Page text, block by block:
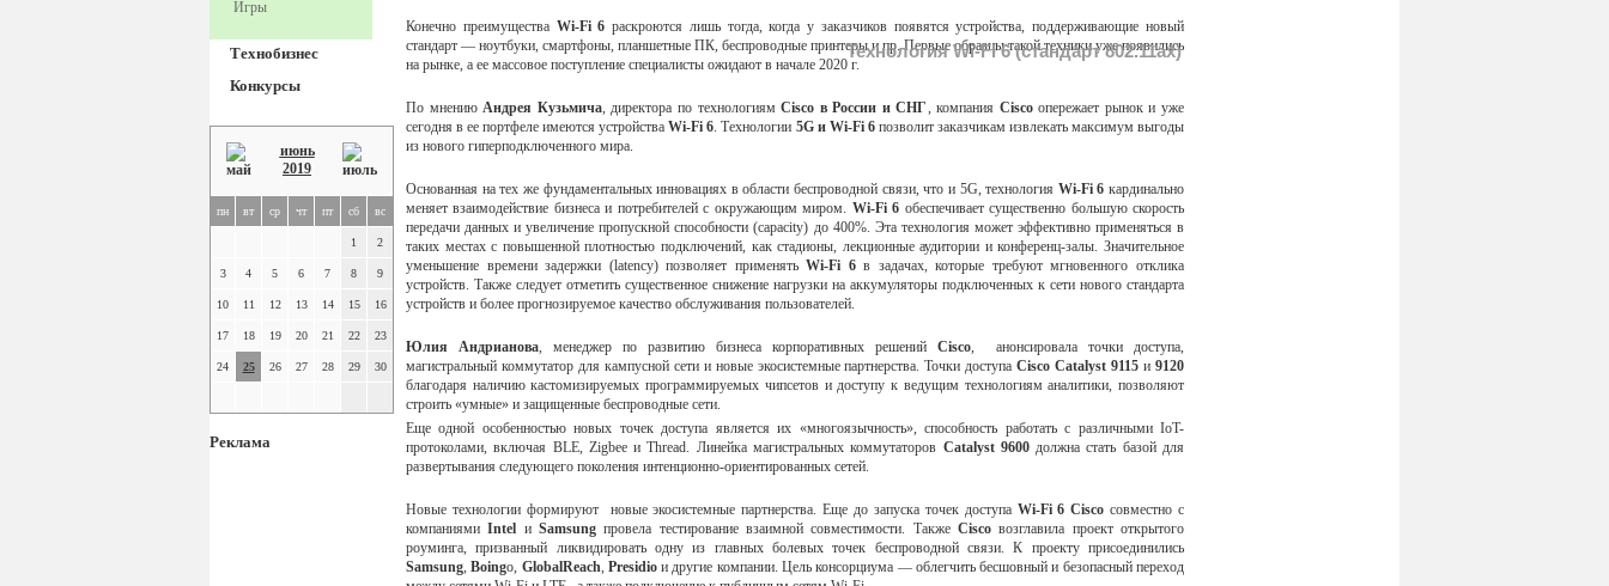
Игры
Технобизнес
Конкурсы
июнь
2019
пн вт ср чт пт сб вс
1 2
3 4 5 6 7 8 9
10 11 12 13 14 15 16
17 18 19 20 21 22 23
24 25 26 27 28 29 30
Реклама
Технология Wi-Fi 6 (стандарт 802.11ax)
Конечно преимуществаWi-Fi 6 раскроются лишь тогда, когда у заказчиков появятся устройства, поддерживающие новый
стандарт — ноутбуки, смартфоны, планшетные ПК, беспроводные принтеры и пр. Первые образцы такой техники уже появились
на рынке, а ее массовое поступление специалисты ожидают в начале 2020 г.
По мнениюАндрея Кузьмича, директора по технологиямCisco в России и СНГ, компания Ciscoопережает рынок и уже
сегодня в ее портфеле имеются устройстваWi-Fi 6. Технологии 5G и Wi-Fi 6позволит заказчикам извлекать максимум выгоды
из нового гиперподключенного мира.
Основанная на тех же фундаментальных инновациях в области беспроводной связи, что и 5G, технология Wi-Fi 6 кардинально
меняет взаимодействие бизнеса и потребителей с окружающим миром. Wi-Fi 6 обеспечивает существенно большую скорость
передачи данных и увеличение пропускной способности (capacity) до 400%. Эта технология может эффективно применяться в
таких местах с повышенной плотностью подключений, как стадионы, лекционные аудитории и конференц-залы. Значительное
уменьшение времени задержки (latency) позволяет применятьWi-Fi 6в задачах, которые требуют мгновенного отклика
устройств. Также следует отметить существенное снижение нагрузки на аккумуляторы подключенных к сети нового стандарта
устройств и более прогнозируемое качество обслуживания пользователей.
Юлия Андрианова, менеджер по развитию бизнеса корпоративных решений Cisco, анонсировала точки доступа,
магистральный коммутатор для кампусной сети и новые экосистемные партнерства. Точки доступаCisco Catalyst 9115 и9120
благодаря наличию кастомизируемых программируемых чипсетов и доступу к ведущим технологиям аналитики, позволяют
строить «умные» и защищенные беспроводные сети.
Еще одной особенностью новых точек доступа является их «многоязычность», способность работать с различными IoT-
протоколами, включая BLE, Zigbee и Thread. Линейка магистральных коммутаторов Catalyst 9600должна стать базой для
развертывания следующего поколения интенционно-ориентированных сетей.
Новые технологии формируют новые экосистемные партнерства. Еще до запуска точек доступа Wi-Fi 6 Cisco совместно с
компаниямиIntel иSamsungпровела тестирование взаимной совместимости. ТакжеCisco возглавила проект открытого
роуминга, призванный ликвидировать одну из главных болевых точек беспроводной связи. К проекту присоединились
Samsung,Boingo, GlobalReach, Presidioи другие компании. Цель консорциума — облегчить бесшовный и безопасный переход